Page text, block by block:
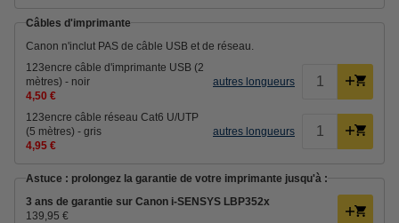
Câbles d'imprimante
Canon n'inclut PAS de câble USB et de réseau.
123encre câble d'imprimante USB (2
mètres) - noir
4,50 €
autres longueurs
123encre câble réseau Cat6 U/UTP
(5 mètres) - gris
4,95 €
autres longueurs
Astuce : prolongez la garantie de votre imprimante jusqu'à :
3 ans de garantie sur Canon i-SENSYS LBP352x
139,95 €